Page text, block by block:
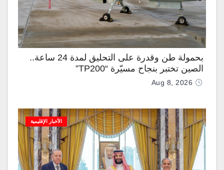
بحمولة طن وقدرة على التحليق لمدة 24 ساعة..
الصين تختبر بنجاح مسيّرة “TP200”
Aug 8, 2026
الأخبار الإقليمية